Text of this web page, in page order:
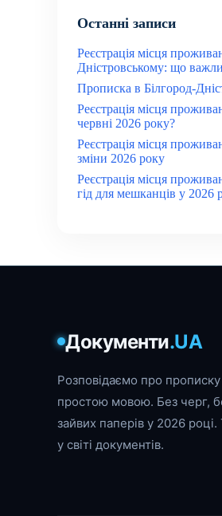
Останні записи
Реєстрація місця
Дністровському: що
Прописка в Білгород-
Реєстрація місця
червні 2026 року?
Реєстрація місця
зміни 2026 року
Реєстрація місця
гід для мешканців у 2026
Документи.UA
Розповідаємо про
простою мовою. Без черг,
зайвих паперів у 2026 році.
у світі документів.